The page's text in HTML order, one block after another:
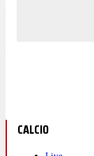
CALCIO